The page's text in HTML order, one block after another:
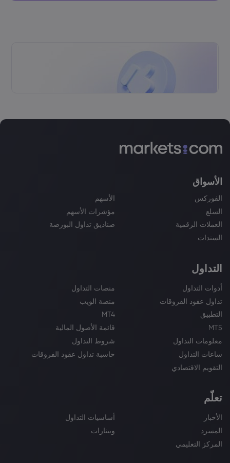
الأسواق
الفوركس
الأسهم
السلع
مؤشرات الأسهم
العملات الرقمية
صناديق تداول البورصة
السندات
التداول
أدوات التداول
منصات التداول
تداول عقود الفروقات
منصة الويب
التطبيق
MT4
MT5
قائمة الأصول المالية
معلومات التداول
شروط التداول
ساعات التداول
حاسبة تداول عقود الفروقات
التقويم الاقتصادي
تعلّم
الأخبار
أساسيات التداول
المسرد
ويبنارات
المركز التعليمي